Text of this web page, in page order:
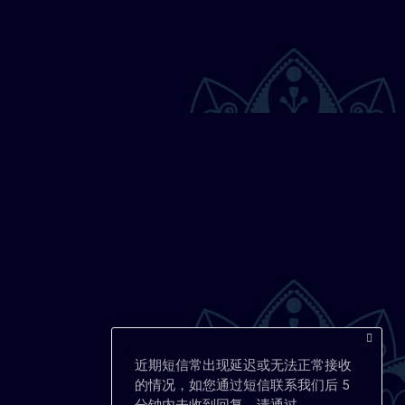
近期短信常出现延迟或无法正常接收
的情况，如您通过短信联系我们后 5